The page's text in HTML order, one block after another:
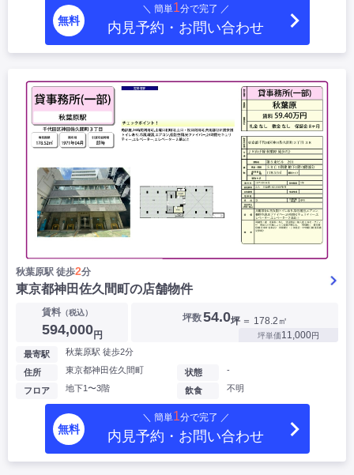
無料
＼ 簡単1分で完了 ／
内見予約・お問い合わせ
秋葉原駅 徒歩2分
東京都神田佐久間町の店舗物件
賃料（税込）
594,000円
坪数54.0坪 ＝ 178.2㎡
坪単価11,000円
最寄駅 秋葉原駅 徒歩2分
住所 東京都神田佐久間町
フロア 地下1〜3階
状態 -
飲食 不明
無料
＼ 簡単1分で完了 ／
内見予約・お問い合わせ